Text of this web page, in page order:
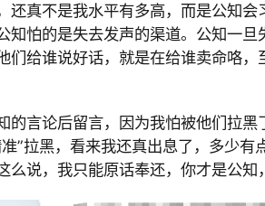
还真不是我水平有多高，而是公知
知怕的是失去发声的渠道。公知一
们给谁说好话，就是在给谁卖命咯
的言论后留言，因为我怕被他们拉
”拉黑，看来我还真出息了，多少有
么说，我只能原话奉还，你才是公知